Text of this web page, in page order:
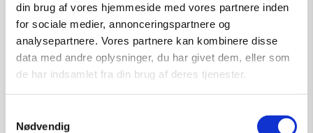
din brug af vores hjemmeside med vores partnere inden
for sociale medier, annonceringspartnere og
analysepartnere. Vores partnere kan kombinere disse
data med andre oplysninger, du har givet dem, eller som
de har indsamlet fra din brug af deres tjenester.
NødvendigSkulptur af Ulla Stobberup: “Uden Titel”